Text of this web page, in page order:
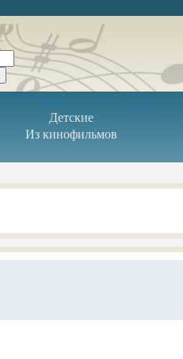
Детские
Из кинофильмов